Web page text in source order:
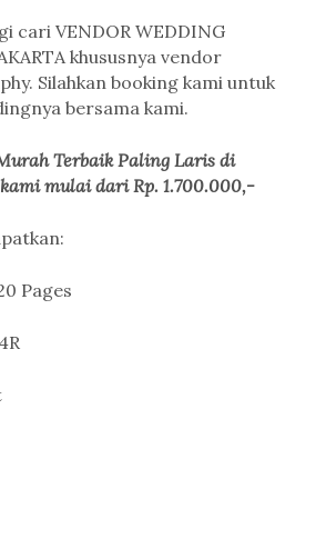
cari VENDOR WEDDING
khususnya vendor
Silahkan booking kami untuk
bersama kami.
Terbaik Paling Laris di
mulai dari Rp. 1.700.000,-
Pages